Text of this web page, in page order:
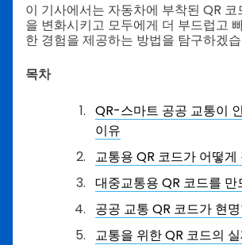
이 기사에서는 자동차에 부착된 QR 코
을 변화시키고 모두에게 더 부드럽고
한 경험을 제공하는 방법을 탐구하겠
목차
QR-스마트 공공 교통이
이유
교통용 QR 코드가 어떻게
대중교통용 QR 코드를 만
공공 교통 QR 코드가 현
교통을 위한 QR 코드의